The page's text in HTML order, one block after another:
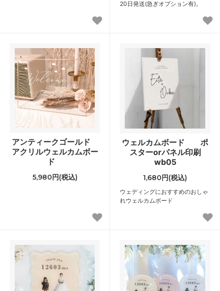
20日発送(急ぎオプション有)。
アンティークゴールド
アクリルウェルカムボー
ド
5,980円(税込)
ウェルカムボード ポ
スターorパネル印刷
wb05
1,680円(税込)
ウェディングにおすすめのおしゃ
れウェルカムボード